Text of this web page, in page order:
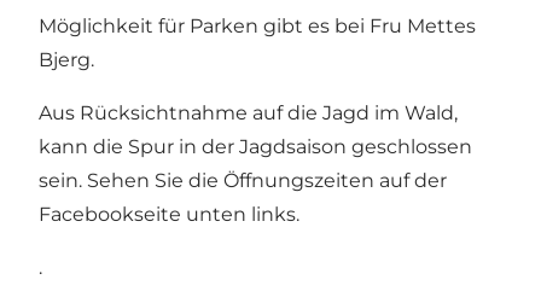
Möglichkeit für Parken gibt es bei Fru Mettes
Bjerg.
Aus Rücksichtnahme auf die Jagd im Wald,
kann die Spur in der Jagdsaison geschlossen
sein. Sehen Sie die Öffnungszeiten auf der
Facebookseite unten links.
.